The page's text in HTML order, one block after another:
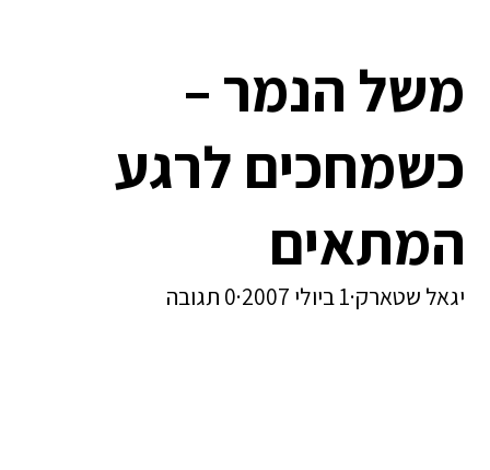
משל הנמר –
כשמחכים לרגע
המתאים
יגאל שטארק·1 ביולי 2007 ·0 תגובה